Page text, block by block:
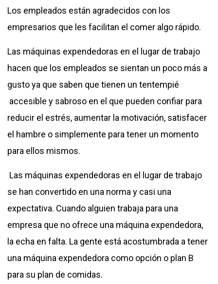
Los empleados están agradecidos con los
empresarios que les facilitan el comer algo rápido.
Las máquinas expendedoras en el lugar de trabajo
hacen que los empleados se sientan un poco más a
gusto ya que saben que tienen un tentempié
accesible y sabroso en el que pueden confiar para
reducir el estrés, aumentar la motivación, satisfacer
el hambre o simplemente para tener un momento
para ellos mismos.
Las máquinas expendedoras en el lugar de trabajo
se han convertido en una norma y casi una
expectativa. Cuando alguien trabaja para una
empresa que no ofrece una máquina expendedora,
la echa en falta. La gente está acostumbrada a tener
una máquina expendedora como opción o plan B
para su plan de comidas.